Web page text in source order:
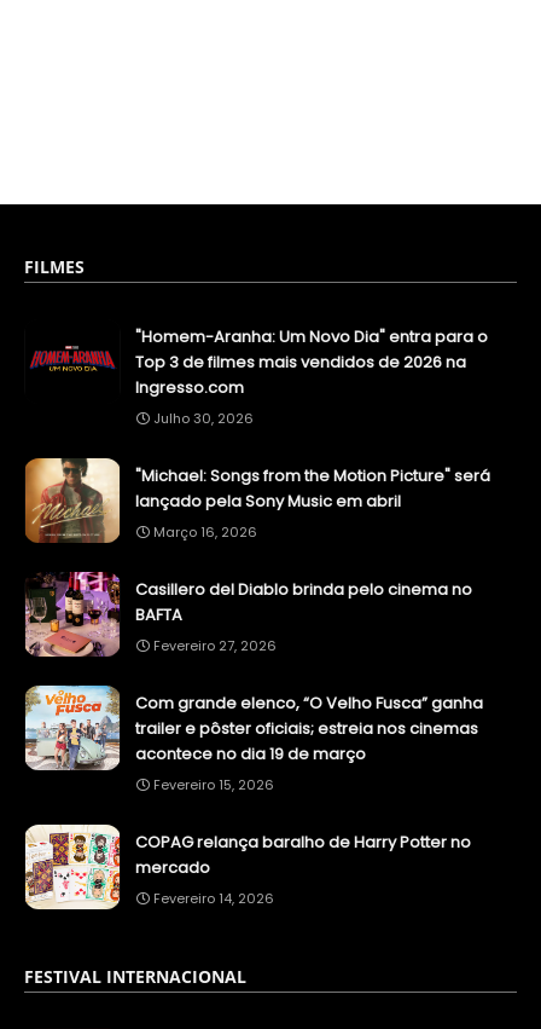
FILMES
"Homem-Aranha: Um Novo Dia" entra para o
Top 3 de filmes mais vendidos de 2026 na
Ingresso.com
Julho 30, 2026
"Michael: Songs from the Motion Picture" será
lançado pela Sony Music em abril
Março 16, 2026
Casillero del Diablo brinda pelo cinema no
BAFTA
Fevereiro 27, 2026
Com grande elenco, “O Velho Fusca” ganha
trailer e pôster oficiais; estreia nos cinemas
acontece no dia 19 de março
Fevereiro 15, 2026
COPAG relança baralho de Harry Potter no
mercado
Fevereiro 14, 2026
FESTIVAL INTERNACIONAL